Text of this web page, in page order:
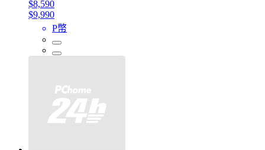
$8,590
$9,990
P幣